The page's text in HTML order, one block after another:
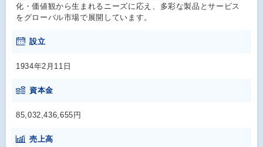
化・価値観から生まれるニーズに応え、多彩な製品とサービス
をグローバル市場で展開しています。
設立
1934年2月11日
資本金
85,032,436,655円
売上高